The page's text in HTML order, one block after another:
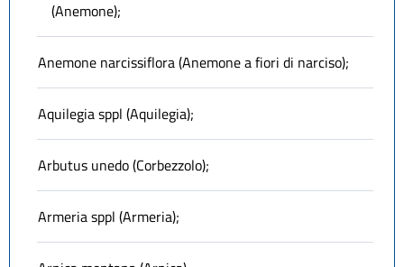
(Anemone);
Anemone narcissiflora (Anemone a fiori di narciso);
Aquilegia sppl (Aquilegia);
Arbutus unedo (Corbezzolo);
Armeria sppl (Armeria);